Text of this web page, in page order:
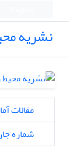
نشریه
مقالات
شماره